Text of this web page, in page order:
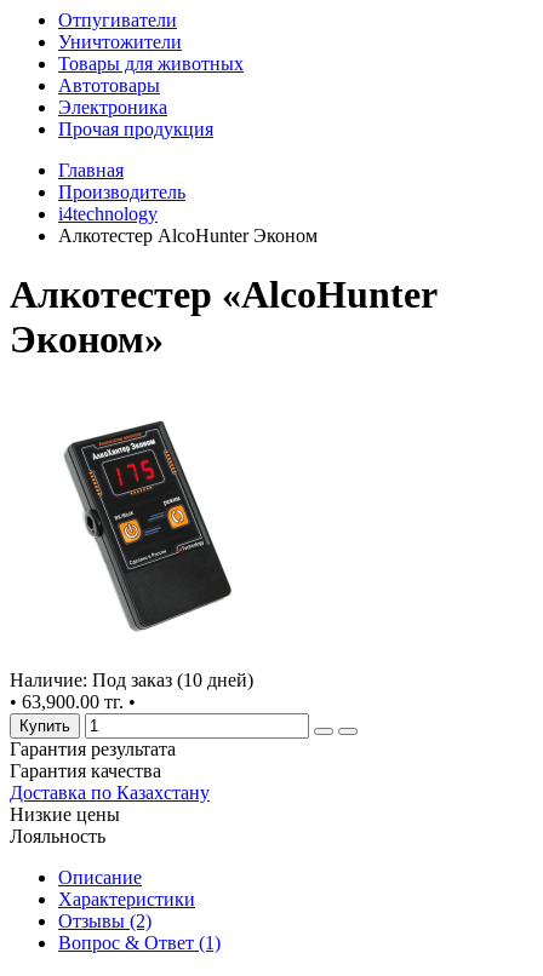
Отпугиватели
Уничтожители
Товары для животных
Автотовары
Электроника
Прочая продукция
Главная
Производитель
i4technology
Алкотестер AlcoHunter Эконом
Алкотестер «AlcoHunter
Эконом»
Наличие: Под заказ (10 дней)
• 63,900.00 тг. •
Купить
Гарантия результата
Гарантия качества
Доставка по Казахстану
Низкие цены
Лояльность
Описание
Характеристики
Отзывы (2)
Вопрос & Ответ (1)